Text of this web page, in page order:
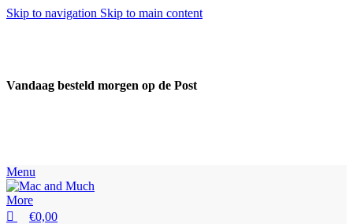
Skip to navigation Skip to main content
Vandaag besteld morgen op de Post
Menu
€0,00